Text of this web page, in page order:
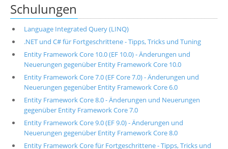
Schulungen
Language Integrated Query (LINQ)
.NET und C# für Fortgeschrittene - Tipps, Tricks und Tuning
Entity Framework Core 10.0 (EF 10.0) - Änderungen und
Neuerungen gegenüber Entity Framework Core 10.0
Entity Framework Core 7.0 (EF Core 7.0) - Änderungen und
Neuerungen gegenüber Entity Framework Core 6.0
Entity Framework Core 8.0 - Änderungen und Neuerungen
gegenüber Entity Framework Core 7.0
Entity Framework Core 9.0 (EF 9.0) - Änderungen und
Neuerungen gegenüber Entity Framework Core 8.0
Entity Framework Core für Fortgeschrittene - Tipps, Tricks und